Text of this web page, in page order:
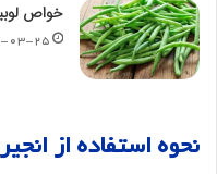
خواص
۱۴۰۴-
نحوه استفاده از انجیر